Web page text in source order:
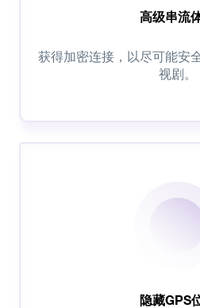
高级串流
获得加密连接，以尽可能安
视剧。
隐藏GPS